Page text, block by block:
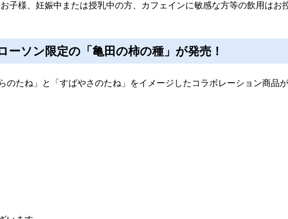
子様、妊娠中または授乳中の方、カフェインに敏感な方等の飲用はお
ーソン限定の「亀田の柿の種」が発売！
たね」と「すばやさのたね」をイメージしたコラボレーション商品が